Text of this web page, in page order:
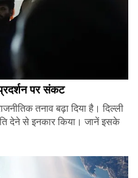
पर संकट
तनाव बढ़ा दिया है। दिल्ली
देने से इनकार किया। जानें इसके